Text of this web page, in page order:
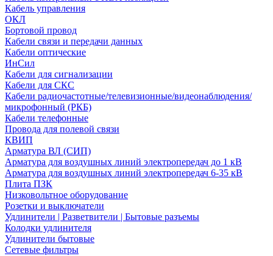
Кабель управления
ОКЛ
Бортовой провод
Кабели связи и передачи данных
Кабели оптические
ИнСил
Кабели для сигнализации
Кабели для СКС
Кабели радиочастотные/телевизионные/видеонаблюдения/
микрофонный (РКБ)
Кабели телефонные
Провода для полевой связи
КВИП
Арматура ВЛ (СИП)
Арматура для воздушных линий электропередач до 1 кВ
Арматура для воздушных линий электропередач 6-35 кВ
Плита ПЗК
Низковольтное оборудование
Розетки и выключатели
Удлинители | Разветвители | Бытовые разъемы
Колодки удлинителя
Удлинители бытовые
Сетевые фильтры